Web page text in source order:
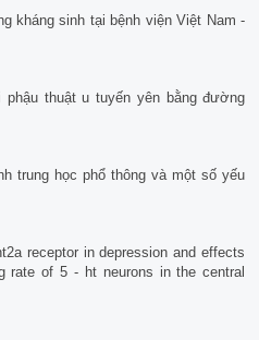
kháng sinh tại bệnh viện Việt Nam -
thuật u tuyến yên bằng đường
trung học phổ thông và một số yếu
receptor in depression and effects
rate of 5 - ht neurons in the central